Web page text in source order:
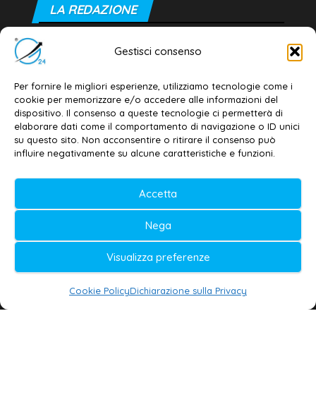
Gestisci consenso
Per fornire le migliori esperienze, utilizziamo tecnologie come i
cookie per memorizzare e/o accedere alle informazioni del
dispositivo. Il consenso a queste tecnologie ci permetterà di
elaborare dati come il comportamento di navigazione o ID unici
su questo sito. Non acconsentire o ritirare il consenso può
influire negativamente su alcune caratteristiche e funzioni.
Accetta
Nega
Visualizza preferenze
Cookie PolicyDichiarazione sulla Privacy
LA REDAZIONE
Editore e direttore responsabile:
Dott. Daniele G. Masciullo
Email: redazione@galatina24.it
Contatti –Disclaimer
Privacy policy –Cookie policy
Testata iscritta al n. 11/2020 Registro della
Stampa Tribunale di Lecce
Editore e direttore responsabile:
Daniele G. Masciullo